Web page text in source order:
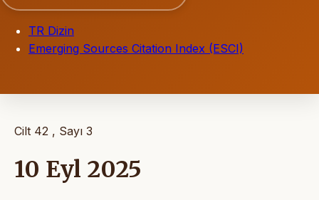
TR Dizin
Emerging Sources Citation Index (ESCI)
Cilt 42 , Sayı 3
10 Eyl 2025